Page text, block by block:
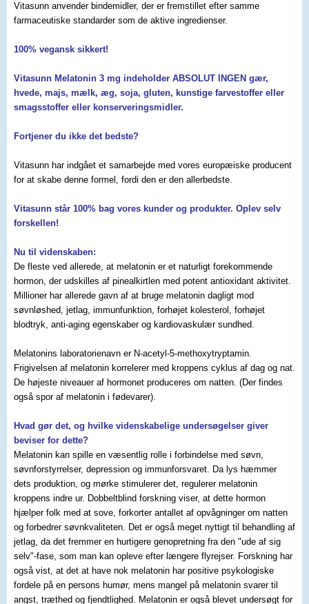
Vitasunn anvender bindemidler, der er fremstillet efter samme
farmaceutiske standarder som de aktive ingredienser.
100% vegansk sikkert!
Vitasunn Melatonin 3 mg indeholder ABSOLUT
INGEN gær,
hvede, majs, mælk, æg, soja, gluten, kunstige farvestoffer eller
smagsstoffer eller konserveringsmidler.
Fortjener du ikke det bedste?
Vitasunn har indgået et samarbejde med vores europæiske producent
for at skabe denne formel, fordi den er den allerbedste.
Vitasunn står 100% bag vores kunder og produkter. Oplev selv
forskellen!
Nu til videnskaben:
De fleste ved allerede, at melatonin er et naturligt forekommende
hormon, der udskilles af pinealkirtlen med potent antioxidant aktivitet.
Millioner har allerede gavn af at bruge melatonin dagligt mod
søvnløshed, jetlag, immunfunktion, forhøjet kolesterol, forhøjet
blodtryk, anti-aging egenskaber og kardiovaskulær sundhed.
Melatonins laboratorienavn er N-acetyl-5-methoxytryptamin.
Frigivelsen af melatonin korrelerer med kroppens cyklus af dag og nat.
De højeste niveauer af hormonet produceres om natten. (Der findes
også spor af melatonin i fødevarer).
Hvad gør det, og hvilke videnskabelige undersøgelser giver
beviser for dette?
Melatonin kan spille en væsentlig rolle i forbindelse med søvn,
søvnforstyrrelser, depression og immunforsvaret. Da lys hæmmer
dets produktion, og mørke stimulerer det, regulerer melatonin
kroppens indre ur. Dobbeltblind forskning viser, at dette hormon
hjælper folk med at sove, forkorter antallet af opvågninger om natten
og forbedrer søvnkvaliteten. Det er også meget nyttigt til behandling af
jetlag, da det fremmer en hurtigere genopretning fra den "ude af sig
selv"-fase, som man kan opleve efter længere flyrejser. Forskning har
også vist, at det at have nok melatonin har positive psykologiske
fordele på en persons humør, mens mangel på melatonin svarer til
angst, træthed og fjendtlighed. Melatonin er også blevet undersøgt for